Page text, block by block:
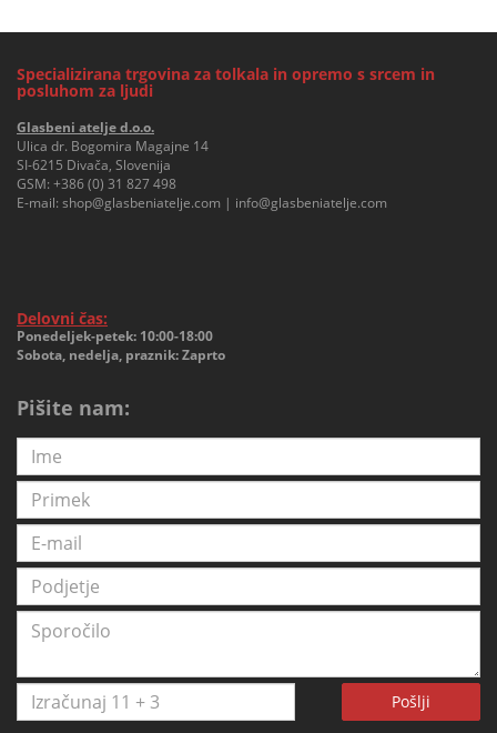
Specializirana trgovina za tolkala in opremo s srcem in
posluhom za ljudi
Glasbeni atelje d.o.o.
Ulica dr. Bogomira Magajne 14
SI-6215 Divača, Slovenija
GSM: +386 (0) 31 827 498
E-mail: shop@glasbeniatelje.com | info@glasbeniatelje.com
Delovni čas:
Ponedeljek-petek: 10:00-18:00
Sobota, nedelja, praznik: Zaprto
Pišite nam:
Pošlji